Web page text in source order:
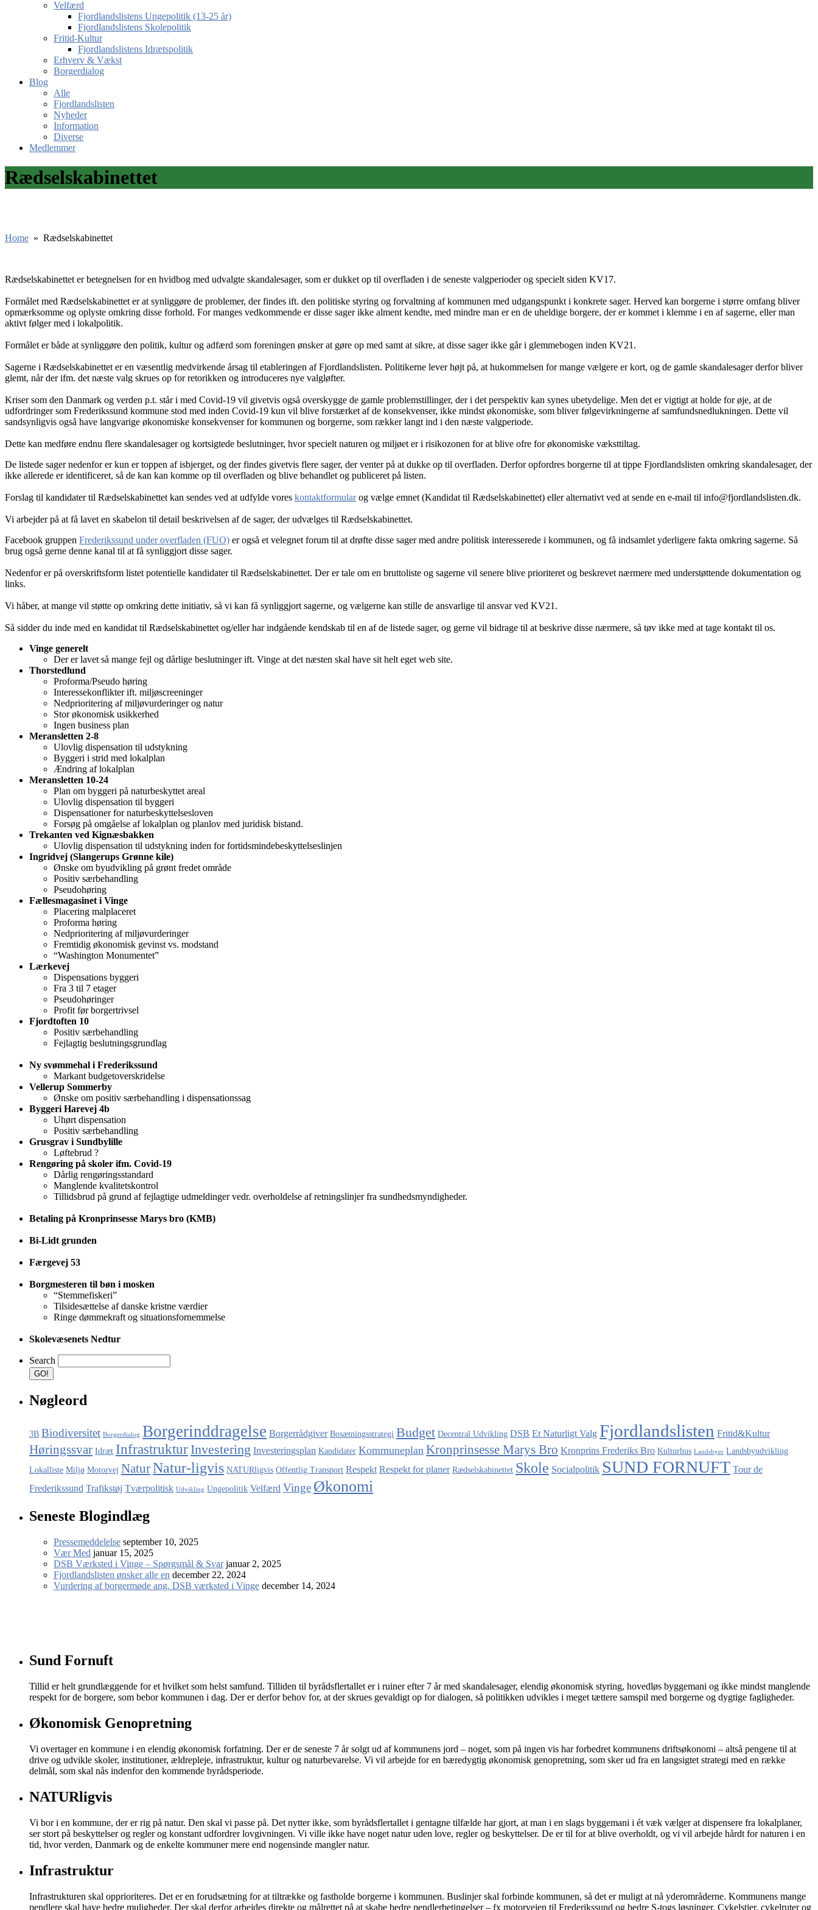
Velfærd
Fjordlandslistens Ungepolitik (13-25 år)
Fjordlandslistens Skolepolitik
Fritid-Kultur
Fjordlandslistens Idrætspolitik
Erhverv & Vækst
Borgerdialog
Blog
Alle
Fjordlandslisten
Nyheder
Information
Diverse
Medlemmer
Rædselskabinettet
Home » Rædselskabinettet
Rædselskabinettet er betegnelsen for en hvidbog med udvalgte skandalesager, som er dukket op til overfladen i de seneste valgperioder og specielt siden KV17.
Formålet med Rædselskabinettet er at synliggøre de problemer, der findes ift. den politiske styring og forvaltning af kommunen med udgangspunkt i konkrete sager. Herved kan borgerne i større omfang bliver
opmærksomme og oplyste omkring disse forhold. For manges vedkommende er disse sager ikke alment kendte, med mindre man er en de uheldige borgere, der er kommet i klemme i en af sagerne, eller man
aktivt følger med i lokalpolitik.
Formålet er både at synliggøre den politik, kultur og adfærd som foreningen ønsker at gøre op med samt at sikre, at disse sager ikke går i glemmebogen inden KV21.
Sagerne i Rædselskabinettet er en væsentlig medvirkende årsag til etableringen af Fjordlandslisten. Politikerne lever højt på, at hukommelsen for mange vælgere er kort, og de gamle skandalesager derfor bliver
glemt, når der ifm. det næste valg skrues op for retorikken og introduceres nye valgløfter.
Kriser som den Danmark og verden p.t. står i med Covid-19 vil givetvis også overskygge de gamle problemstillinger, der i det perspektiv kan synes ubetydelige. Men det er vigtigt at holde for øje, at de
udfordringer som Frederikssund kommune stod med inden Covid-19 kun vil blive forstærket af de konsekvenser, ikke mindst økonomiske, som bliver følgevirkningerne af samfundsnedlukningen. Dette vil
sandsynligvis også have langvarige økonomiske konsekvenser for kommunen og borgerne, som rækker langt ind i den næste valgperiode.
Dette kan medføre endnu flere skandalesager og kortsigtede beslutninger, hvor specielt naturen og miljøet er i risikozonen for at blive ofre for økonomiske væksttiltag.
De listede sager nedenfor er kun er toppen af isbjerget, og der findes givetvis flere sager, der venter på at dukke op til overfladen. Derfor opfordres borgerne til at tippe Fjordlandslisten omkring skandalesager, der
ikke allerede er identificeret, så de kan kan komme op til overfladen og blive behandlet og publiceret på listen.
Forslag til kandidater til Rædselskabinettet kan sendes ved at udfylde vores kontaktformularog vælge emnet (Kandidat til Rædselskabinettet) eller alternativt ved at sende en e-mail til info@fjordlandslisten.dk.
Vi arbejder på at få lavet en skabelon til detail beskrivelsen af de sager, der udvælges til Rædselskabinettet.
Facebook gruppen Frederikssund under overfladen (FUO) er også et velegnet forum til at drøfte disse sager med andre politisk interesserede i kommunen, og få indsamlet yderligere fakta omkring sagerne. Så
brug også gerne denne kanal til at få synliggjort disse sager.
Nedenfor er på overskriftsform listet potentielle kandidater til Rædselskabinettet. Der er tale om en bruttoliste og sagerne vil senere blive prioriteret og beskrevet nærmere med understøttende dokumentation og
links.
Vi håber, at mange vil støtte op omkring dette initiativ, så vi kan få synliggjort sagerne, og vælgerne kan stille de ansvarlige til ansvar ved KV21.
Så sidder du inde med en kandidat til Rædselskabinettet og/eller har indgående kendskab til en af de listede sager, og gerne vil bidrage til at beskrive disse nærmere, så tøv ikke med at tage kontakt til os.
Vinge generelt
Der er lavet så mange fejl og dårlige beslutninger ift. Vinge at det næsten skal have sit helt eget web site.
Thorstedlund
Proforma/Pseudo høring
Interessekonflikter ift. miljøscreeninger
Nedprioritering af miljøvurderinger og natur
Stor økonomisk usikkerhed
Ingen business plan
Meransletten 2-8
Ulovlig dispensation til udstykning
Byggeri i strid med lokalplan
Ændring af lokalplan
Meransletten 10-24
Plan om byggeri på naturbeskyttet areal
Ulovlig dispensation til byggeri
Dispensationer for naturbeskyttelsesloven
Forsøg på omgåelse af lokalplan og planlov med juridisk bistand.
Trekanten ved Kignæsbakken
Ulovlig dispensation til udstykning inden for fortidsmindebeskyttelseslinjen
Ingridvej (Slangerups Grønne kile)
Ønske om byudvikling på grønt fredet område
Positiv særbehandling
Pseudohøring
Fællesmagasinet i Vinge
Placering malplaceret
Proforma høring
Nedprioritering af miljøvurderinger
Fremtidig økonomisk gevinst vs. modstand
“Washington Monumentet”
Lærkevej
Dispensations byggeri
Fra 3 til 7 etager
Pseudohøringer
Profit før borgertrivsel
Fjordtoften 10
Positiv særbehandling
Fejlagtig beslutningsgrundlag
Ny svømmehal i Frederikssund
Markant budgetoverskridelse
Vellerup Sommerby
Ønske om positiv særbehandling i dispensationssag
Byggeri Harevej 4b
Uhørt dispensation
Positiv særbehandling
Grusgrav i Sundbylille
Løftebrud ?
Rengøring på skoler ifm. Covid-19
Dårlig rengøringsstandard
Manglende kvalitetskontrol
Tillidsbrud på grund af fejlagtige udmeldinger vedr. overholdelse af retningslinjer fra sundhedsmyndigheder.
Betaling på Kronprinsesse Marys bro (KMB)
Bi-Lidt grunden
Færgevej 53
Borgmesteren til bøn i mosken
“Stemmefiskeri”
Tilsidesættelse af danske kristne værdier
Ringe dømmekraft og situationsfornemmelse
Skolevæsenets Nedtur
Search
Nøgleord
3B Biodiversitet Borgerdialog Borgerinddragelse Borgerrådgiver Bosætningsstrategi Budget Decentral Udvikling DSB Et Naturligt Valg Fjordlandslisten Fritid&Kultur
Høringssvar Idræt Infrastruktur Investering Investeringsplan Kandidater Kommuneplan Kronprinsesse Marys Bro Kronprins Frederiks Bro Kulturhus Landsbyer Landsbyudvikling
Lokalliste Miljø Motorvej NaturNatur-ligvis NATURligvis Offentlig Transport Respekt Respekt for planer Rædselskabinettet Skole Socialpolitik SUND FORNUFT Tour de
Frederikssund Trafikstøj Tværpolitisk Udvikling Ungepolitik Velfærd Vinge Økonomi
Seneste Blogindlæg
Pressemeddelelse september 10, 2025
Vær Med januar 15, 2025
DSB Værksted i Vinge – Spørgsmål & Svar januar 2, 2025
Fjordlandslisten ønsker alle en december 22, 2024
Vurdering af borgermøde ang. DSB værksted i Vinge december 14, 2024
Sund Fornuft
Tillid er helt grundlæggende for et hvilket som helst samfund. Tilliden til byrådsflertallet er i ruiner efter 7 år med skandalesager, elendig økonomisk styring, hovedløs byggemani og ikke mindst manglende
respekt for de borgere, som bebor kommunen i dag. Der er derfor behov for, at der skrues gevaldigt op for dialogen, så politikken udvikles i meget tættere samspil med borgerne og dygtige fagligheder.
Økonomisk Genopretning
Vi overtager en kommune i en elendig økonomisk forfatning. Der er de seneste 7 år solgt ud af kommunens jord – noget, som på ingen vis har forbedret kommunens driftsøkonomi – altså pengene til at
drive og udvikle skoler, institutioner, ældrepleje, infrastruktur, kultur og naturbevarelse. Vi vil arbejde for en bæredygtig økonomisk genopretning, som sker ud fra en langsigtet strategi med en række
delmål, som skal nås indenfor den kommende byrådsperiode.
NATURligvis
Vi bor i en kommune, der er rig på natur. Den skal vi passe på. Det nytter ikke, som byrådsflertallet i gentagne tilfælde har gjort, at man i en slags byggemani i ét væk vælger at dispensere fra lokalplaner,
ser stort på beskyttelser og regler og konstant udfordrer lovgivningen. Vi ville ikke have noget natur uden love, regler og beskyttelser. De er til for at blive overholdt, og vi vil arbejde hårdt for naturen i en
tid, hvor verden, Danmark og de enkelte kommuner mere end nogensinde mangler natur.
Infrastruktur
Infrastrukturen skal opprioriteres. Det er en forudsætning for at tiltrække og fastholde borgerne i kommunen. Buslinjer skal forbinde kommunen, så det er muligt at nå yderområderne. Kommunens mange
pendlere skal have bedre muligheder. Der skal derfor arbejdes direkte og målrettet på at skabe bedre pendlerbetingelser – fx motorvejen til Frederikssund og bedre S-togs løsninger. Cykelstier, cykelruter og